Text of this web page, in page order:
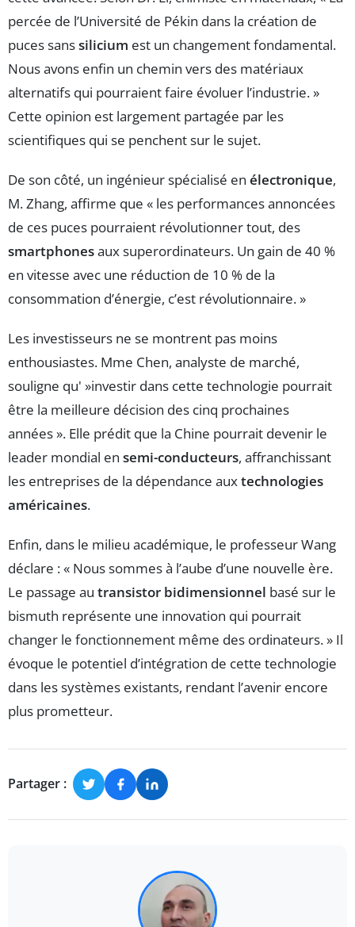
percée de l’Université de Pékin dans la création de
puces sanssilicium est un changement fondamental.
Nous avons enfin un chemin vers des matériaux
alternatifs qui pourraient faire évoluer l’industrie. »
Cette opinion est largement partagée par les
scientifiques qui se penchent sur le sujet.
De son côté, un ingénieur spécialisé en électronique,
M. Zhang, affirme que « les performances annoncées
de ces puces pourraient révolutionner tout, des
smartphonesaux superordinateurs. Un gain de 40 %
en vitesse avec une réduction de 10 % de la
consommation d’énergie, c’est révolutionnaire. »
Les investisseurs ne se montrent pas moins
enthousiastes. Mme Chen, analyste de marché,
souligne qu' »investir dans cette technologie pourrait
être la meilleure décision des cinq prochaines
années ». Elle prédit que la Chine pourrait devenir le
leader mondial en semi-conducteurs, affranchissant
les entreprises de la dépendance auxtechnologies
américaines.
Enfin, dans le milieu académique, le professeur Wang
déclare : « Nous sommes à l’aube d’une nouvelle ère.
Le passage au transistor bidimensionnel basé sur le
bismuth représente une innovation qui pourrait
changer le fonctionnement même des ordinateurs. » Il
évoque le potentiel d’intégration de cette technologie
dans les systèmes existants, rendant l’avenir encore
plus prometteur.
Partager :